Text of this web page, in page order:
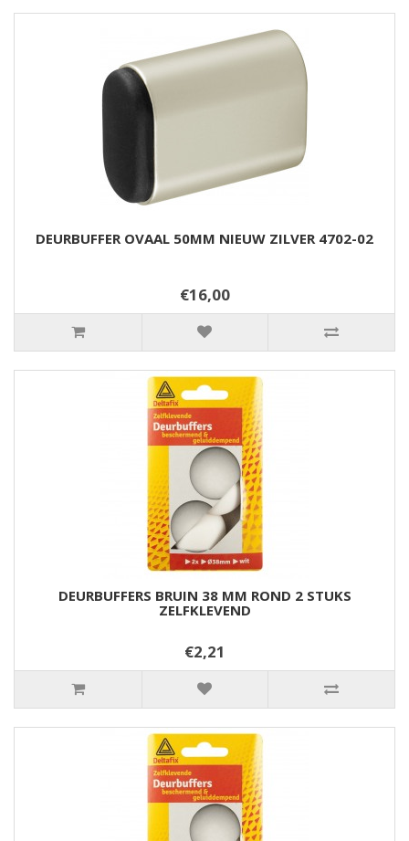
DEURBUFFER OVAAL 50MM NIEUW ZILVER 4702-02
€16,00
DEURBUFFERS BRUIN 38 MM ROND 2 STUKS
ZELFKLEVEND
€2,21